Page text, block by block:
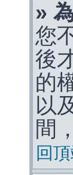
»
您
後
的
以
間
回